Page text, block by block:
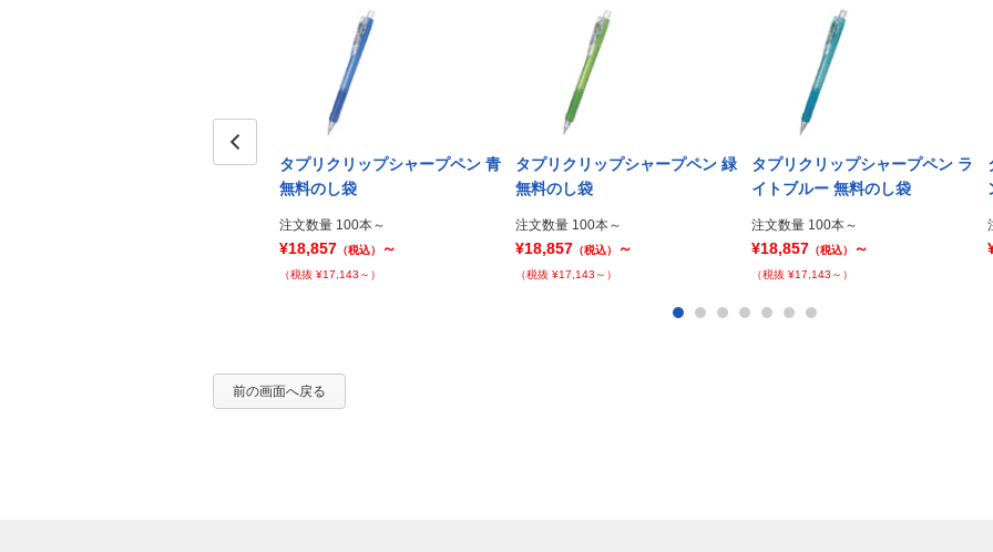
タプリクリップシャープペン カ
タプリクリップシャープペン 青
無料のし袋
注文数量 100本～
¥18,857 （税込） ～
（税抜 ¥17,143～）
タプリクリップシャープペン 緑
無料のし袋
注文数量 100本～
¥18,857 （税込） ～
（税抜 ¥17,143～）
タプリクリップシャープペン ラ
イトブルー 無料のし袋
注文数量 100本～
¥18,857 （税込） ～
（税抜 ¥17,143～）
前の画面へ戻る